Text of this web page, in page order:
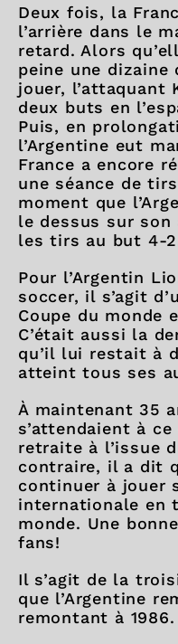
Deux fois, la
l’arrière dans le
retard. Alors
peine une
jouer, l’attaquant
deux buts en
Puis, en
l’Argentine eut
France a encore
une séance de
moment que
le dessus sur
les tirs au but 4-
Pour l’Argentin
soccer, il s’agit
Coupe du monde
C’était aussi la
qu’il lui restait à
atteint tous ses
À maintenant 35
s’attendaient à
retraite à l’issue
contraire, il a dit
continuer à jouer
internationale en
monde. Une
fans!
Il s’agit de la
que l’Argentine
remontant à 1986.